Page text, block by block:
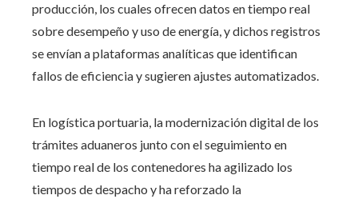
producción, los cuales ofrecen datos en tiempo real
sobre desempeño y uso de energía, y dichos registros
se envían a plataformas analíticas que identifican
fallos de eficiencia y sugieren ajustes automatizados.
En logística portuaria, la modernización digital de los
trámites aduaneros junto con el seguimiento en
tiempo real de los contenedores ha agilizado los
tiempos de despacho y ha reforzado la